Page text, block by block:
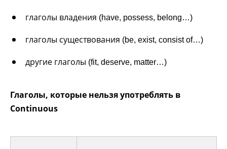
глаголы владения (have, possess, belong…)
глаголы существования (be, exist, consist of…)
другие глаголы (fit, deserve, matter…)
Глаголы, которые нельзя употреблять в
Continuous